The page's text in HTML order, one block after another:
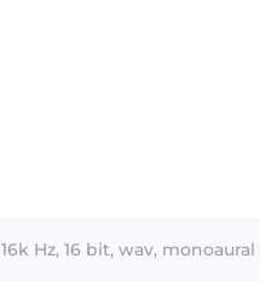
16k Hz, 16 bit, wav, monoaural